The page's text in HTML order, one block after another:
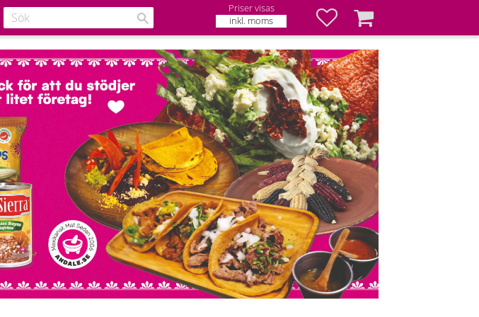
Priser visas
inkl. moms
Favoriter
Kundvagn